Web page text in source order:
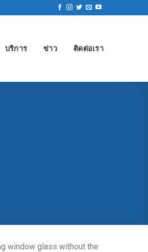
บริการ ข่าว ติดต่อเรา
window glass without the